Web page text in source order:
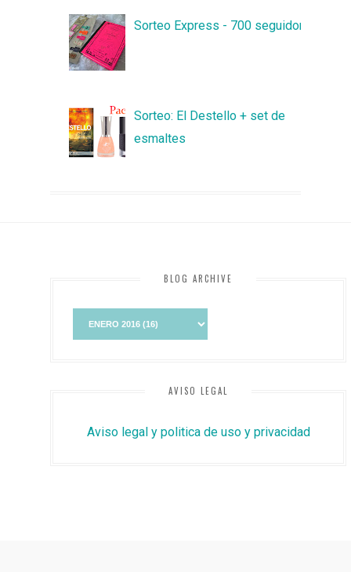
Sorteo Express - 700 seguidores
Sorteo: El Destello + set de
esmaltes
BLOG ARCHIVE
AVISO LEGAL
Aviso legal y politica de uso y privacidad